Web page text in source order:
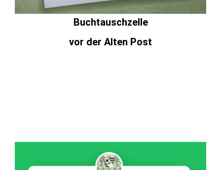
Buchtauschzelle
vor der Alten Post